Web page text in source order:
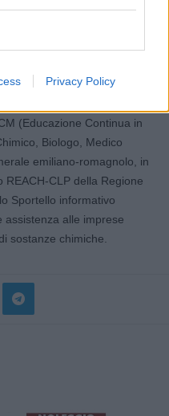
Privacy Policy
segretario generale
Pandolfi, direttore
er.it
(Educazione Continua in
Biologo, Medico
emiliano-romagnolo, in
CLP della Regione
Sportello informativo
assistenza alle imprese
sostanze chimiche.